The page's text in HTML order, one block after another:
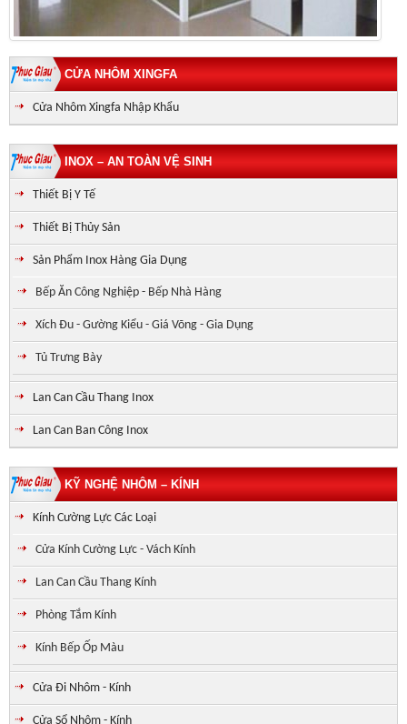
CỬA NHÔM XINGFA
Cửa Nhôm Xingfa Nhập Khẩu
INOX – AN TOÀN VỆ SINH
Thiết Bị Y Tế
Thiết Bị Thủy Sản
Sản Phẩm Inox Hàng Gia Dụng
Bếp Ăn Công Nghiệp - Bếp Nhà Hàng
Xích Đu - Gường Kiểu - Giá Võng - Gia Dụng
Tủ Trưng Bày
Lan Can Cầu Thang Inox
Lan Can Ban Công Inox
KỸ NGHỆ NHÔM – KÍNH
Kính Cường Lực Các Loại
Cửa Kính Cường Lực - Vách Kính
Lan Can Cầu Thang Kính
Phòng Tắm Kính
Kính Bếp Ốp Màu
Cửa Đi Nhôm - Kính
Cửa Sổ Nhôm - Kính